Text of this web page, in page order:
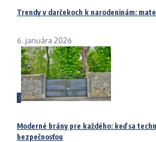
Trendy v darčekoch k narodeninám:
6. januára 2026
3
Moderné brány pre každého: keď sa
bezpečnosťou